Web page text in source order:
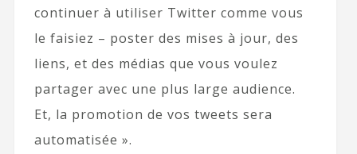
continuer à utiliser Twitter comme vous
le faisiez – poster des mises à jour, des
liens, et des médias que vous voulez
partager avec une plus large audience.
Et, la promotion de vos tweets sera
automatisée ».